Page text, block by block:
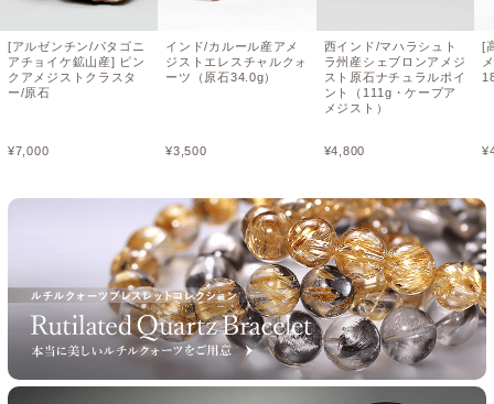
[アルゼンチン/パタゴニ
アチョイケ鉱山産] ピン
クアメジストクラスタ
ー/原石
¥7,000
インド/カルール産アメ
ジストエレスチャルクォ
ーツ（原石34.0g）
¥3,500
西インド/マハラシュト
ラ州産シェブロンアメジ
スト原石ナチュラルポイ
ント（111g・ケープア
メジスト）
¥4,800
[
¥